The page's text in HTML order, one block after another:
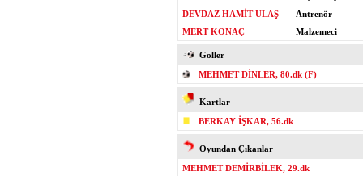
DEVDAZ HAMİT ULAŞ
Antrenör
MERT KONAÇ
Malzemeci
Goller
MEHMET DİNLER, 80.dk (F)
Kartlar
BERKAY İŞKAR, 56.dk
Oyundan Çıkanlar
MEHMET DEMİRBİLEK, 29.dk